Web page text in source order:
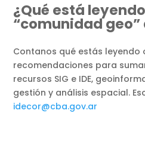
¿Qué está
“comunidad geo”
Contanos qué estás leyendo
recomendaciones para
recursos SIG e IDE,
gestión y análisis espacial.
idecor@cba.gov.ar